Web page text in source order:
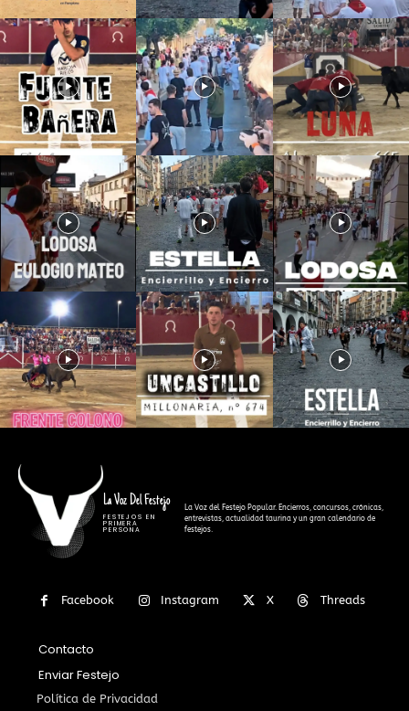
La Voz Del Festejo
FESTEJOS EN
PRIMERA
PERSONA
La Voz del Festejo Popular. Encierros, concursos, crónicas,
entrevistas, actualidad taurina y un gran calendario de
festejos.
Facebook Instagram X Threads
Contacto
Enviar Festejo
Política de Privacidad